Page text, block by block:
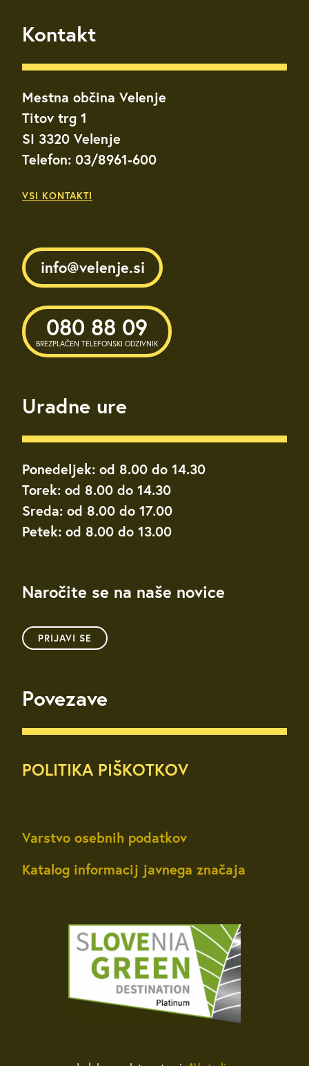
Kontakt
Mestna občina Velenje
Titov trg 1
SI 3320 Velenje
Telefon: 03/8961-600
VSI KONTAKTI
info@velenje.si
080 88 09
BREZPLAČEN TELEFONSKI ODZIVNIK
Uradne ure
Ponedeljek: od 8.00 do 14.30
Torek: od 8.00 do 14.30
Sreda: od 8.00 do 17.00
Petek: od 8.00 do 13.00
Naročite se na naše novice
PRIJAVI SE
Povezave
POLITIKA PIŠKOTKOV
Varstvo osebnih podatkov
Katalog informacij javnega značaja